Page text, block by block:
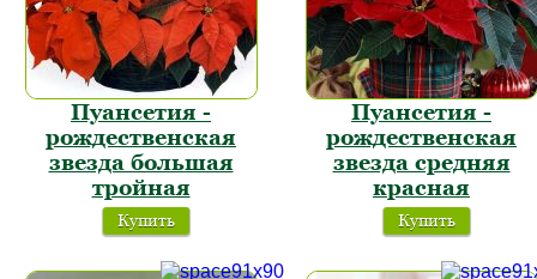
Пуансетия -
рождественская
звезда большая
тройная
Купить
Пуансетия -
рождественская
звезда средняя
красная
Купить